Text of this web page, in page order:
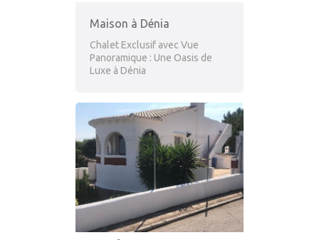
Maison à Dénia
Chalet Exclusif avec Vue
Panoramique : Une Oasis de
Luxe à Dénia